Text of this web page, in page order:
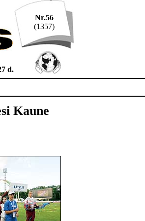
d.
Nr.56
(1357)
Kaune